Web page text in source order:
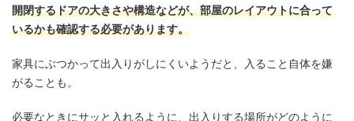
開閉するドアの大きさや構造などが、部屋のレイアウトに合って
いるかも確認する必要があります。
家具にぶつかって出入りがしにくいようだと、入ること自体を嫌
がることも。
必要なときにサッと入れるように、出入りする場所がどのように